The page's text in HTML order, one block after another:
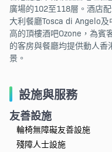
廣場的102至118層。酒店
大利餐廳Tosca di Angelo
高的頂樓酒吧Ozone，為賓
的客房與餐廳均提供動人
景。
設施與服務
友善設施
輪椅無障礙友善設施
殘障人士設施